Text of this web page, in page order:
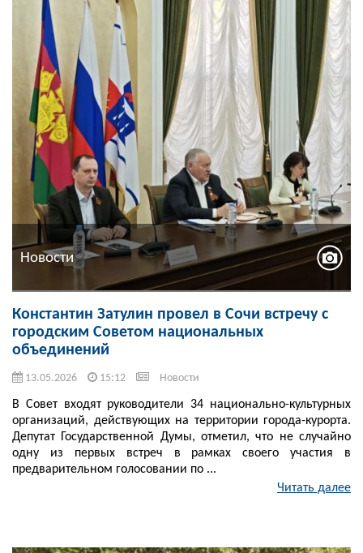
Новости
Константин Затулин провел в Сочи встречу с
городским Советом национальных
объединений
13.05.2026 15:12 Новости
В Совет входят руководители 34 национально-культурных
организаций, действующих на территории города-курорта.
Депутат Государственной Думы, отметил, что не случайно
одну из первых встреч в рамках своего участия в
предварительном голосовании по ...
Читать далее